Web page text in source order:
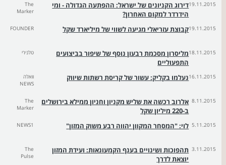
19.11.2015דירוג הקניונים של ישראל: ההפתעה הגדולה - ומי
הידרדר למקום האחרון?
The
Marker
19.11.2015קבוצת עזריאלי מגיעה לשווי של מיליארד שקל FOUNDER
18.11.2015מליסרון מסכמת רבעון נוסף של שיפור בביצועים
התפעוליים
טלנירי
16.11.2015נעלמו בקליק: עשור של קריסת רשתות שיווק
וואלה
NEWS
8.11.2015 אלרוב רכשה את שליש מקניון וחניון ממילא בירושלים
ב-220 מיליון שקל
The
Marker
5.11.2015 לוי: "המסחר המקוון יהווה רבע משוק המזון" NEWS1
3.11.2015 תהפוכות ושינויים בענף הקמעונאות: ועידת המזון
יוצאת לדרך
The
Pulse